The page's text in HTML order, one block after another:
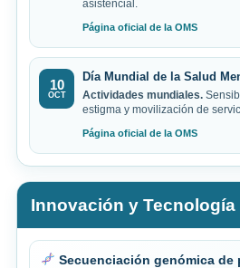
asistencial.
Página oficial de la OMS
10
OCT
Día Mundial de la Salud
Actividades mundiales.
estigma y movilización de
Página oficial de la OMS
Innovación y Tecnología
Secuenciación genómica de